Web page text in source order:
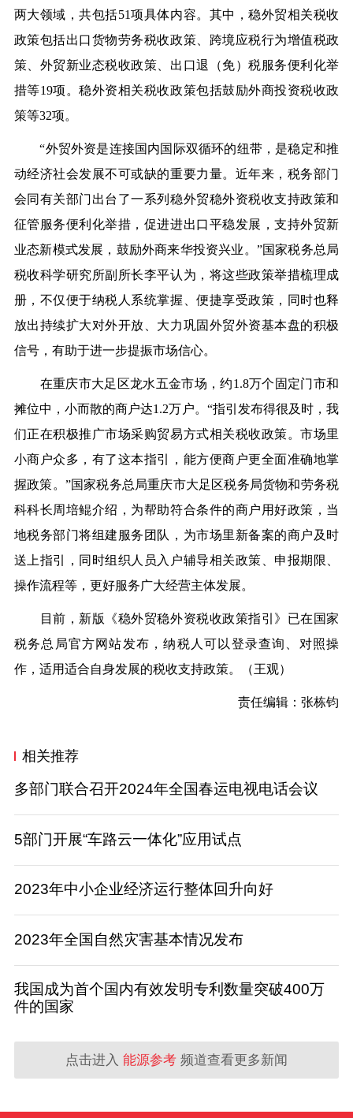
两大领域，共包括51项具体内容。其中，稳外贸相关税收
政策包括出口货物劳务税收政策、跨境应税行为增值税政
策、外贸新业态税收政策、出口退（免）税服务便利化举
措等19项。稳外资相关税收政策包括鼓励外商投资税收政
策等32项。
“外贸外资是连接国内国际双循环的纽带，是稳定和推
动经济社会发展不可或缺的重要力量。近年来，税务部门
会同有关部门出台了一系列稳外贸稳外资税收支持政策和
征管服务便利化举措，促进进出口平稳发展，支持外贸新
业态新模式发展，鼓励外商来华投资兴业。”国家税务总局
税收科学研究所副所长李平认为，将这些政策举措梳理成
册，不仅便于纳税人系统掌握、便捷享受政策，同时也释
放出持续扩大对外开放、大力巩固外贸外资基本盘的积极
信号，有助于进一步提振市场信心。
在重庆市大足区龙水五金市场，约1.8万个固定门市和
摊位中，小而散的商户达1.2万户。“指引发布得很及时，我
们正在积极推广市场采购贸易方式相关税收政策。市场里
小商户众多，有了这本指引，能方便商户更全面准确地掌
握政策。”国家税务总局重庆市大足区税务局货物和劳务税
科科长周培鲲介绍，为帮助符合条件的商户用好政策，当
地税务部门将组建服务团队，为市场里新备案的商户及时
送上指引，同时组织人员入户辅导相关政策、申报期限、
操作流程等，更好服务广大经营主体发展。
目前，新版《稳外贸稳外资税收政策指引》已在国家
税务总局官方网站发布，纳税人可以登录查询、对照操
作，适用适合自身发展的税收支持政策。（王观）
责任编辑：张栋钧
相关推荐
多部门联合召开2024年全国春运电视电话会议
5部门开展“车路云一体化”应用试点
2023年中小企业经济运行整体回升向好
2023年全国自然灾害基本情况发布
我国成为首个国内有效发明专利数量突破400万
件的国家
点击进入 能源参考 频道查看更多新闻